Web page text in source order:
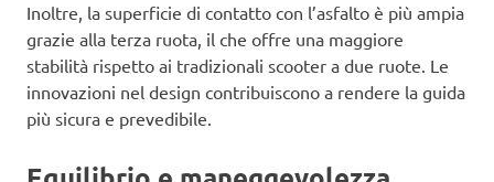
Inoltre, la superficie di contatto con l’asfalto è più ampia
grazie alla terza ruota, il che offre una maggiore
stabilità rispetto ai tradizionali scooter a due ruote. Le
innovazioni nel design contribuiscono a rendere la guida
più sicura e prevedibile.